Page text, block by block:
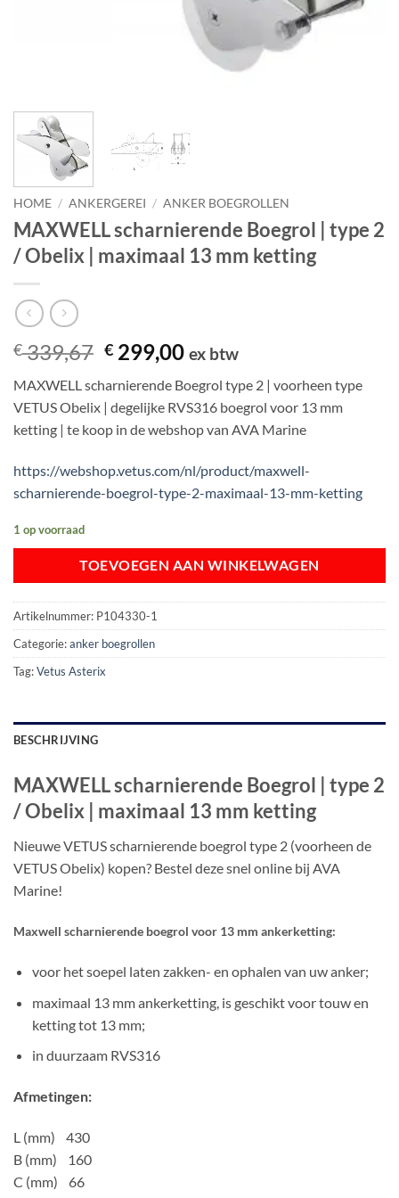
HOME / ANKERGEREI / ANKER BOEGROLLEN
MAXWELL scharnierende Boegrol | type 2
/ Obelix | maximaal 13 mm ketting
€339,67 Oorspronkelijke
was:
€ 339,67.
€ 299,00Huidige
is:
€ 299,00.
ex btw
MAXWELL scharnierende Boegrol type 2 | voorheen type
VETUS Obelix | degelijke RVS316 boegrol voor 13 mm
ketting | te koop in de webshop van AVA Marine
https://webshop.vetus.com/nl/product/maxwell-
scharnierende-boegrol-type-2-maximaal-13-mm-ketting
1 op voorraad
TOEVOEGEN AAN WINKELWAGEN
Artikelnummer: P104330-1
Categorie:anker boegrollen
Tag:Vetus Asterix
BESCHRIJVING
MAXWELL scharnierende Boegrol | type 2
/ Obelix | maximaal 13 mm ketting
Nieuwe VETUS scharnierende boegrol type 2 (voorheen de
VETUS Obelix) kopen? Bestel deze snel online bij AVA
Marine!
Maxwell scharnierende boegrol voor 13 mm ankerketting:
voor het soepel laten zakken- en ophalen van uw anker;
maximaal 13 mm ankerketting, is geschikt voor touw en
ketting tot 13 mm;
in duurzaam RVS316
Afmetingen:
L (mm) 430
B (mm) 160
C (mm) 66